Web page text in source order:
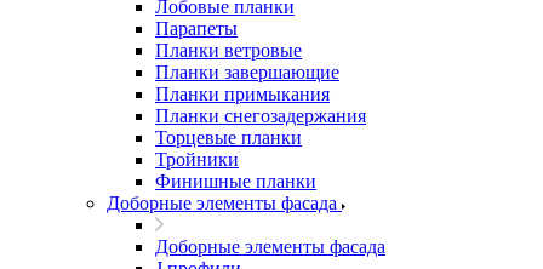
Лобовые планки
Парапеты
Планки ветровые
Планки завершающие
Планки примыкания
Планки снегозадержания
Торцевые планки
Тройники
Финишные планки
Доборные элементы фасада
Доборные элементы фасада